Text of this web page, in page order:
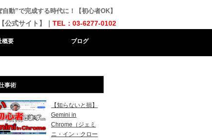
動”で完成する時代に！【初心者OK】
式サイト】｜ TEL：03-6277-0102
概要 ブログ
事術
【知らないと損】
Gemini in
Chrome（ジェミ
ニ・イン・クロー